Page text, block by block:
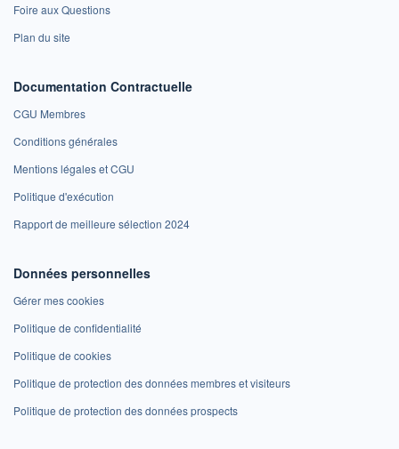
Foire aux Questions
Plan du site
Documentation Contractuelle
CGU Membres
Conditions générales
Mentions légales et CGU
Politique d'exécution
Rapport de meilleure sélection 2024
Données personnelles
Gérer mes cookies
Politique de confidentialité
Politique de cookies
Politique de protection des données membres et visiteurs
Politique de protection des données prospects